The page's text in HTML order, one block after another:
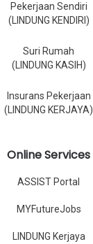
Pekerjaan Sendiri
(LINDUNG KENDIRI)
Suri Rumah
(LINDUNG KASIH)
Insurans Pekerjaan
(LINDUNG KERJAYA)
Online Services
ASSIST Portal
MYFutureJobs
LINDUNG Kerjaya